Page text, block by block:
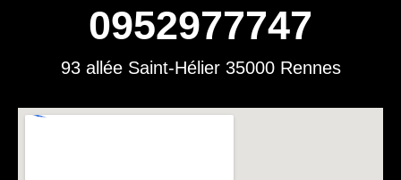
0952977747
93 allée Saint-Hélier 35000 Rennes